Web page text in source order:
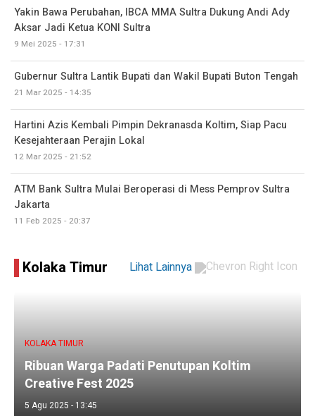
Yakin Bawa Perubahan, IBCA MMA Sultra Dukung Andi Ady
Aksar Jadi Ketua KONI Sultra
9 Mei 2025 - 17:31
Gubernur Sultra Lantik Bupati dan Wakil Bupati Buton Tengah
21 Mar 2025 - 14:35
Hartini Azis Kembali Pimpin Dekranasda Koltim, Siap Pacu
Kesejahteraan Perajin Lokal
12 Mar 2025 - 21:52
ATM Bank Sultra Mulai Beroperasi di Mess Pemprov Sultra
Jakarta
11 Feb 2025 - 20:37
Kolaka Timur Lihat Lainnya
KOLAKA TIMUR
Ribuan Warga Padati Penutupan Koltim
Creative Fest 2025
5 Agu 2025 - 13:45